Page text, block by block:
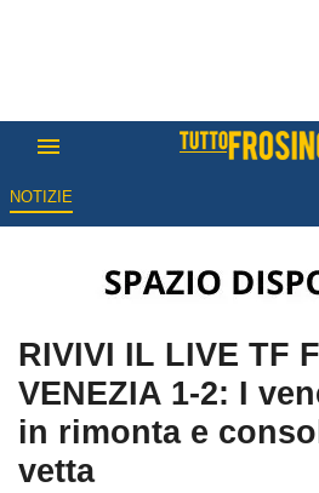
NOTIZIE
RIVIVI IL LIVE TF
VENEZIA 1-2: I
in rimonta e
vetta